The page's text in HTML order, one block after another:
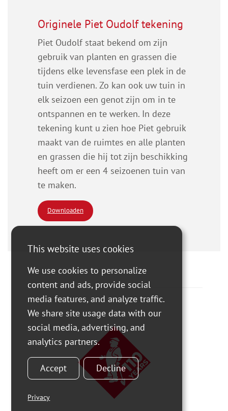
Originele Piet Oudolf tekening
Piet Oudolf staat bekend om zijn
gebruik van planten en grassen die
tijdens elke levensfase een plek in de
tuin verdienen. Zo kan ook uw tuin in
elk seizoen een genot zijn om in te
ontspannen en te werken. In deze
tekening kunt u zien hoe Piet gebruik
maakt van de ruimtes en alle planten
en grassen die hij tot zijn beschikking
heeft om er een 4 seizoenen tuin van
te maken.
Downloaden
This website uses cookies
We use cookies to personalize
content and ads, provide social
media features, and analyze traffic.
We share site usage data with our
social media, advertising, and
analytics partners.
Accept Decline
Privacy